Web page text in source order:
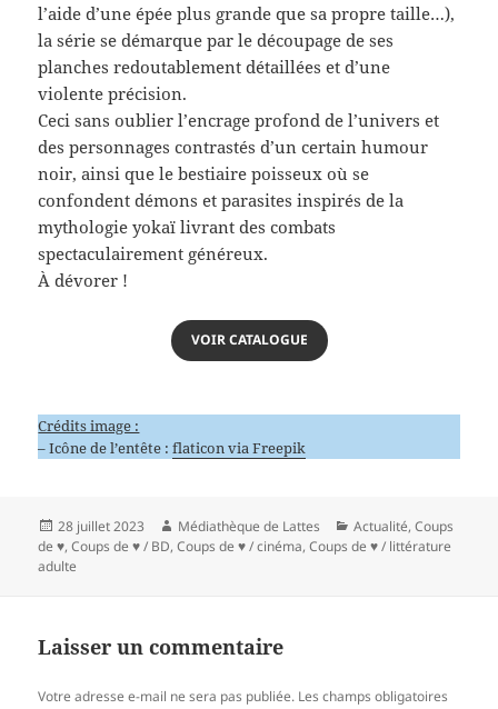
l’aide d’une épée plus grande que sa propre taille…),
la série se démarque par le découpage de ses
planches redoutablement détaillées et d’une
violente précision.
Ceci sans oublier l’encrage profond de l’univers et
des personnages contrastés d’un certain humour
noir, ainsi que le bestiaire poisseux où se
confondent démons et parasites inspirés de la
mythologie yokaï livrant des combats
spectaculairement généreux.
À dévorer !
VOIR CATALOGUE
Crédits image :
– Icône de l’entête :flaticon via Freepik
Publié
le
28 juillet 2023 Auteur
Médiathèque de Lattes Catégories
Actualité,Coups
de ♥,Coups de ♥ / BD,Coups de ♥ / cinéma,Coups de ♥ / littérature
adulte
Laisser un commentaire
Votre adresse e-mail ne sera pas publiée. Les champs obligatoires